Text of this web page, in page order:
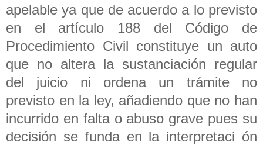
apelable ya que de acuerdo a lo previsto
en el artículo 188 del Código de
Procedimiento Civil constituye un auto
que no altera la sustanciación regular
del juicio ni ordena un trámite no
previsto en la ley, añadiendo que no han
incurrido en falta o abuso grave pues su
decisión se funda en la interpretaci ón